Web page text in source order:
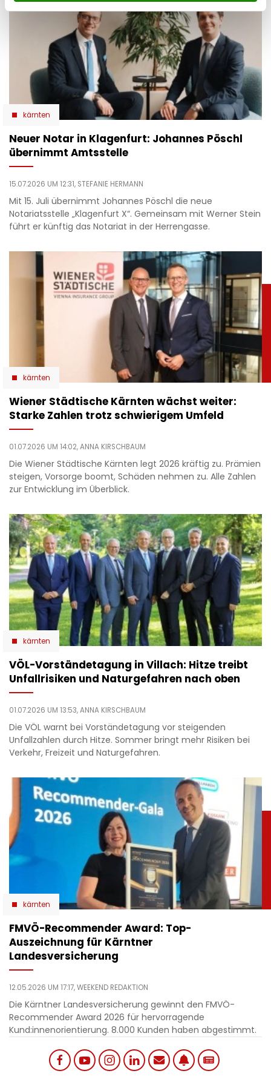
kärnten
Neuer Notar in Klagenfurt: Johannes Pöschl
übernimmt Amtsstelle
15.07.2026 UM 12:31, STEFANIE HERMANN
Mit 15. Juli übernimmt Johannes Pöschl die neue
Notariatsstelle „Klagenfurt X“. Gemeinsam mit Werner Stein
führt er künftig das Notariat in der Herrengasse.
kärnten
Wiener Städtische Kärnten wächst weiter:
Starke Zahlen trotz schwierigem Umfeld
01.07.2026 UM 14:02,ANNA KIRSCHBAUM
Die Wiener Städtische Kärnten legt 2026 kräftig zu. Prämien
steigen, Vorsorge boomt, Schäden nehmen zu. Alle Zahlen
zur Entwicklung im Überblick.
kärnten
VÖL-Vorständetagung in Villach: Hitze treibt
Unfallrisiken und Naturgefahren nach oben
01.07.2026 UM 13:53,ANNA KIRSCHBAUM
Die VÖL warnt bei Vorständetagung vor steigenden
Unfallzahlen durch Hitze. Sommer bringt mehr Risiken bei
Verkehr, Freizeit und Naturgefahren.
kärnten
​FMVÖ-Recommender Award: Top-
Auszeichnung für Kärntner
Landesversicherung
12.05.2026 UM 17:17,WEEKEND REDAKTION
Die Kärntner Landesversicherung gewinnt den FMVÖ-
Recommender Award 2026 für hervorragende
Kund:innenorientierung. 8.000 Kunden haben abgestimmt.